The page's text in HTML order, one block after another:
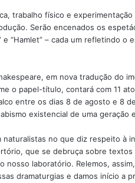
trabalho físico e
Serão encenados os
e “Hamlet” – cada um refletindo o
em nova tradução do
o papel-título, contará com 11
entre os dias 8 de agosto e 8
existencial de uma geração
no que diz respeito à
que se debruça sobre
laboratório. Relemos,
dramaturgias e damos início a